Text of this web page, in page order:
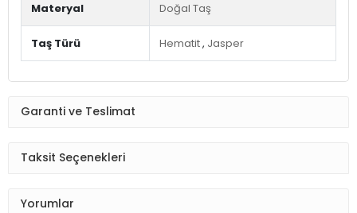
Materyal Doğal Taş
Taş Türü Hematit, Jasper
Garanti ve Teslimat
Taksit Seçenekleri
Yorumlar